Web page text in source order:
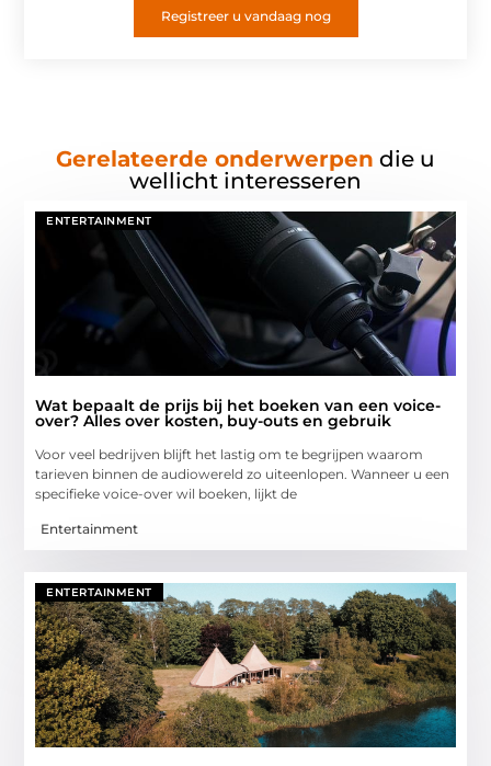
Registreer u vandaag nog
Gerelateerde onderwerpen die u
wellicht interesseren
ENTERTAINMENT
Wat bepaalt de prijs bij het boeken van een voice-
over? Alles over kosten, buy-outs en gebruik
Voor veel bedrijven blijft het lastig om te begrijpen waarom
tarieven binnen de audiowereld zo uiteenlopen. Wanneer u een
specifieke voice-over wil boeken, lijkt de
Entertainment
ENTERTAINMENT